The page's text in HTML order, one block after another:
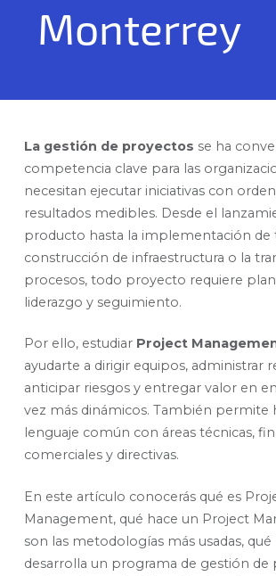
Monterrey
La gestión de proyectos se ha
competencia clave para las
necesitan ejecutar iniciativas con
resultados medibles. Desde el
producto hasta la implementación de
construcción de infraestructura o la
procesos, todo proyecto requiere
liderazgo y seguimiento.
Por ello, estudiar Project
ayudarte a dirigir equipos, administrar
anticipar riesgos y entregar valor en
vez más dinámicos. También permite
lenguaje común con áreas técnicas,
comerciales y directivas.
En este artículo conocerás qué es
Management, qué hace un Project
son las metodologías más usadas, qué
desarrolla un programa de gestión de